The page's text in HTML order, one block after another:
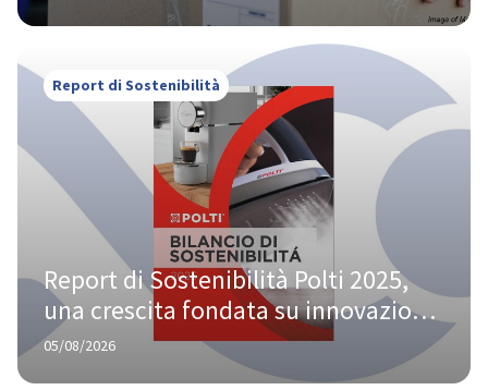
Report di Sostenibilità
Report di Sostenibilità Polti 2025,
una crescita fondata su innovazione
e responsabilità
05/08/2026